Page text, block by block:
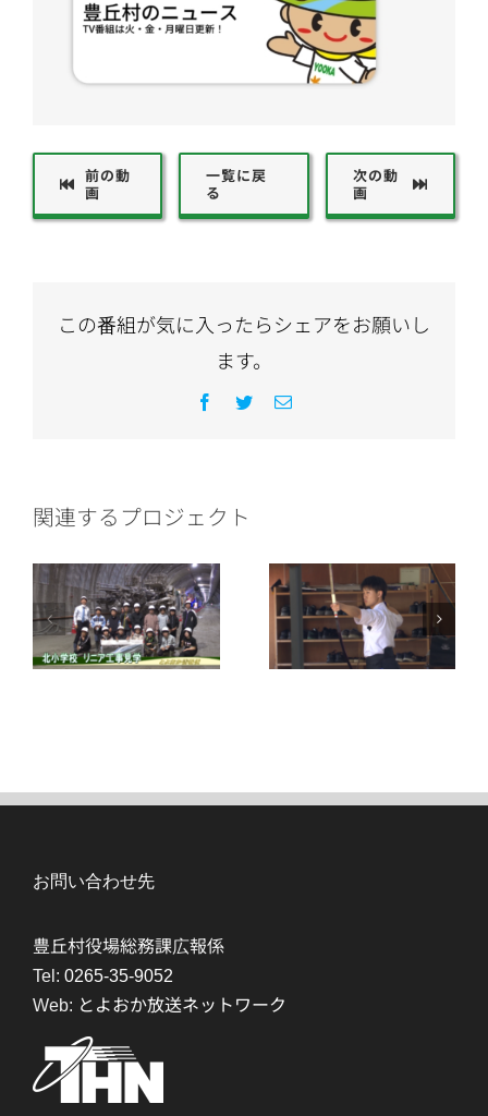
前の動
画
一覧に戻
る
次の動
画
この番組が気に入ったらシェアをお願いし
ます。
Facebook
Twitter電
関連するプロジェクト
お問い合わせ先
豊丘村役場総務課広報係
Tel: 0265-35-9052
Web: とよおか放送ネットワーク